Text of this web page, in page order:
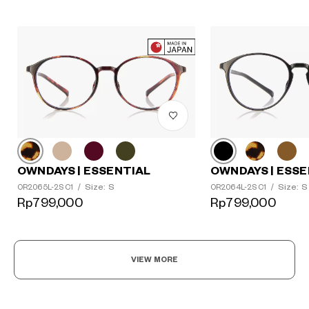
OWNDAYS | ESSENTIAL
OR2065L-2S C1 / Size: S
Rp799,000
OWNDAYS |
OR2064L-2S C1 / Size: S
Rp799,000
VIEW MORE